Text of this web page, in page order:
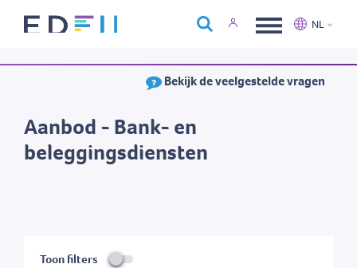
Over Edfin
Kalender
NL
Français
Bekijk de veelgestelde vragen
Aanbod - Bank- en
beleggingsdiensten
Toon filters